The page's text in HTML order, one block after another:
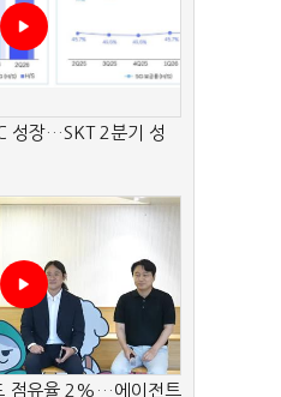
성장…SKT 2분기 성
점유율 2%…에이전트